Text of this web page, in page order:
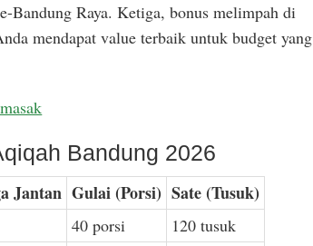
Bandung Raya. Ketiga, bonus melimpah di
mendapat value terbaik untuk budget yang
Bandung 2026
Jantan Gulai (Porsi) Sate (Tusuk)
40 porsi
120 tusuk